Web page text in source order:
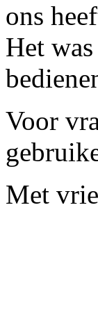
ons
Het
Voor
Met